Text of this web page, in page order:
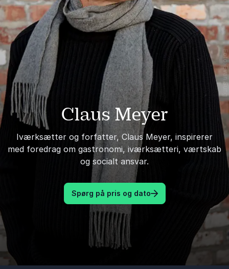
Claus Meyer
Iværksætter og forfatter, Claus Meyer, inspirerer
med foredrag om gastronomi, iværksætteri, værtskab
og socialt ansvar.
Spørg på pris og dato
Foto: Evan Sung